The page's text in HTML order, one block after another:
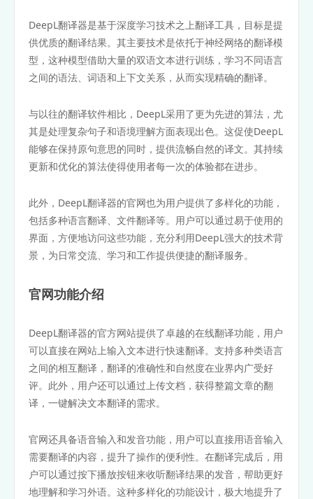
DeepL翻译器是基于深度学习技术之上翻译工具，目标是提
供优质的翻译结果。其主要技术是依托于神经网络的翻译模
型，这种模型借助大量的双语文本进行训练，学习不同语言
之间的语法、词语和上下文关系，从而实现精确的翻译。
与以往的翻译软件相比，DeepL采用了更为先进的算法，尤
其是处理复杂句子和语境理解方面表现出色。这促使DeepL
能够在保持原句意思的同时，提供流畅自然的译文。其持续
更新和优化的算法使得使用者每一次的体验都在进步。
此外，DeepL翻译器的官网也为用户提供了多样化的功能，
包括多种语言翻译、文件翻译等。用户可以通过易于使用的
界面，方便地访问这些功能，充分利用DeepL强大的技术背
景，为日常交流、学习和工作提供便捷的翻译服务。
官网功能介绍
DeepL翻译器的官方网站提供了卓越的在线翻译功能，用户
可以直接在网站上输入文本进行快速翻译。支持多种类语言
之间的相互翻译，翻译的准确性和自然度在业界内广受好
评。此外，用户还可以通过上传文档，获得整篇文章的翻
译，一键解决文本翻译的需求。
官网还具备语音输入和发音功能，用户可以直接用语音输入
需要翻译的内容，提升了操作的便利性。在翻译完成后，用
户可以通过按下播放按钮来收听翻译结果的发音，帮助更好
地理解和学习外语。这种多样化的功能设计，极大地提升了